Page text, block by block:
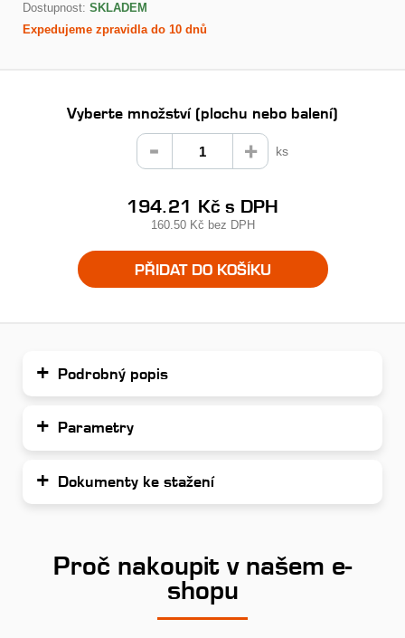
Dostupnost: SKLADEM
Expedujeme zpravidla do 10 dnů
Vyberte množství (plochu nebo balení)
ks
194.21 Kč s DPH
160.50 Kč bez DPH
PŘIDAT DO KOŠÍKU
Podrobný popis
Parametry
Dokumenty ke stažení
Proč nakoupit v našem e-
shopu